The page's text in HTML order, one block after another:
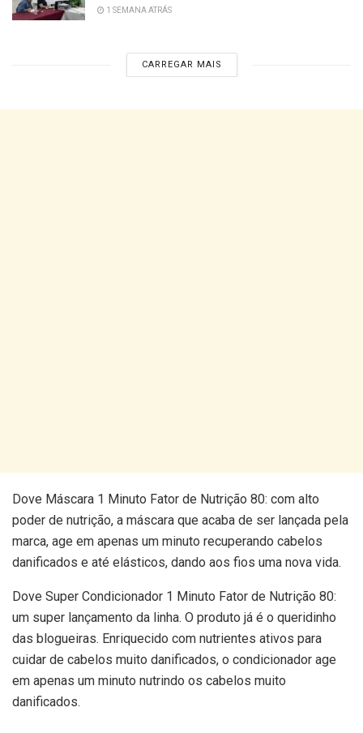
1 SEMANA ATRÁS
CARREGAR MAIS
Dove Máscara 1 Minuto Fator de Nutrição 80: com alto
poder de nutrição, a máscara que acaba de ser lançada pela
marca, age em apenas um minuto recuperando cabelos
danificados e até elásticos, dando aos fios uma nova vida.
Dove Super Condicionador 1 Minuto Fator de Nutrição 80:
um super lançamento da linha. O produto já é o queridinho
das blogueiras. Enriquecido com nutrientes ativos para
cuidar de cabelos muito danificados, o condicionador age
em apenas um minuto nutrindo os cabelos muito
danificados.